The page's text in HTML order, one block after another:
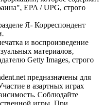
EPA / UPG, строго
Я- Корреспондент
и воспроизведение
материалов,
Getty Images, строго
предназначены для
в азартных играх
Соблюдайте
игры. При